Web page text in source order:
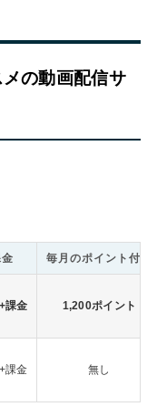
の動画配信サ
毎月のポイント付与
課金 1,200ポイント
課金 無し